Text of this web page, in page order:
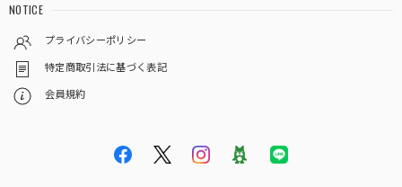
NOTICE
プライバシーポリシー
特定商取引法に基づく表記
会員規約